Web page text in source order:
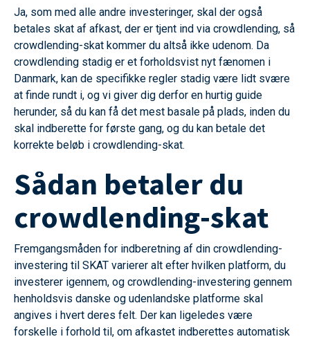
Ja, som med alle andre investeringer, skal der også
betales skat af afkast, der er tjent ind via crowdlending, så
crowdlending-skat kommer du altså ikke udenom. Da
crowdlending stadig er et forholdsvist nyt fænomen i
Danmark, kan de specifikke regler stadig være lidt svære
at finde rundt i, og vi giver dig derfor en hurtig guide
herunder, så du kan få det mest basale på plads, inden du
skal indberette for første gang, og du kan betale det
korrekte beløb i crowdlending-skat.
Sådan betaler du
crowdlending-skat
Fremgangsmåden for indberetning af din crowdlending-
investering til SKAT varierer alt efter hvilken platform, du
investerer igennem, og crowdlending-investering gennem
henholdsvis danske og udenlandske platforme skal
angives i hvert deres felt. Der kan ligeledes være
forskelle i forhold til, om afkastet indberettes automatisk